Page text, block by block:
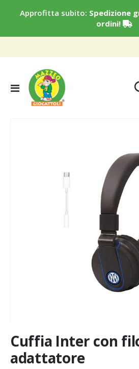
Approfitta subito: Spedizione
ordini!
Toggle
Nav
all'inizio
della
galleria
Cuffia Inter con
adattatore